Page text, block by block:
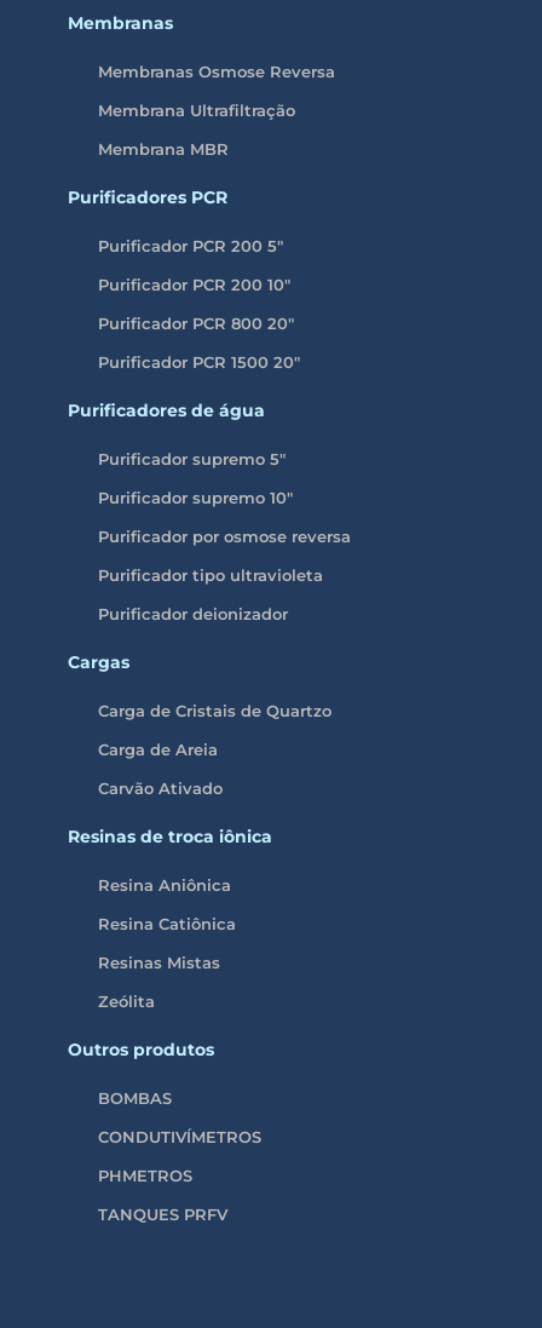
Membranas
Membranas Osmose Reversa
Membrana Ultrafiltração
Membrana MBR
Purificadores PCR
Purificador PCR 200 5″
Purificador PCR 200 10″
Purificador PCR 800 20″
Purificador PCR 1500 20″
Purificadores de água
Purificador supremo 5″
Purificador supremo 10″
Purificador por osmose reversa
Purificador tipo ultravioleta
Purificador deionizador
Cargas
Carga de Cristais de Quartzo
Carga de Areia
Carvão Ativado
Resinas de troca iônica
Resina Aniônica
Resina Catiônica
Resinas Mistas
Zeólita
Outros produtos
BOMBAS
CONDUTIVÍMETROS
PHMETROS
TANQUES PRFV